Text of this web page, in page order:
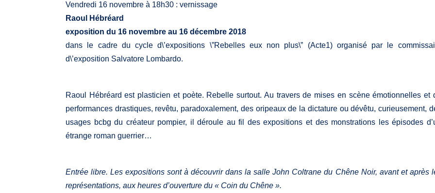
Vendredi 16 novembre à 18h30 : vernissage
Raoul Hébréard
exposition du 16 novembre au 16 décembre 2018
dans le cadre du cycle d\’expositions \”Rebelles eux non plus\” (Acte1) organisé par le
d\’exposition Salvatore Lombardo.
Raoul Hébréard est plasticien et poète. Rebelle surtout. Au travers de mises en scène émotionnelles et
performances drastiques, revêtu, paradoxalement, des oripeaux de la dictature ou dévêtu, curieusement,
usages bcbg du créateur pompier, il déroule au fil des expositions et des monstrations les épisodes
étrange roman guerrier…
Entrée libre. Les expositions sont à découvrir dans la salle John Coltrane du Chêne Noir, avant et après
représentations, aux heures d’ouverture du « Coin du Chêne ».